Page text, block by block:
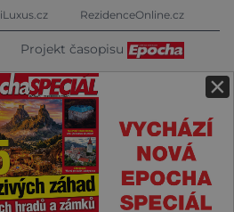
×
iLuxus.cz RezidenceOnline.cz
Projekt časopisu